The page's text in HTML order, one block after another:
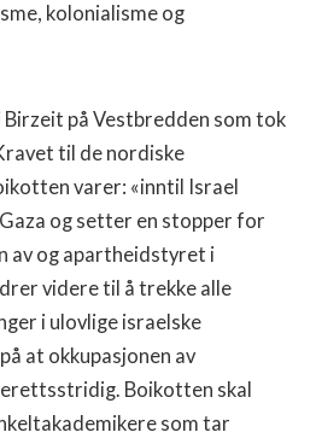
kolonialisme og
på Vestbredden som tok
til de nordiske
varer: «inntil Israel
og setter en stopper for
av og apartheidstyret i
videre til å trekke alle
i ulovlige israelske
at okkupasjonen av
Boikotten skal
som tar